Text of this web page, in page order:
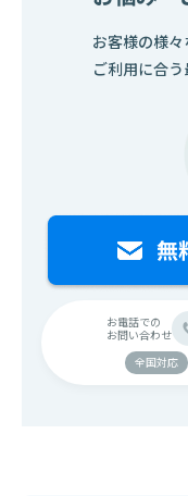
お客様の様々
ご利用に合う
お電話での
お問い合わせ
全国対応